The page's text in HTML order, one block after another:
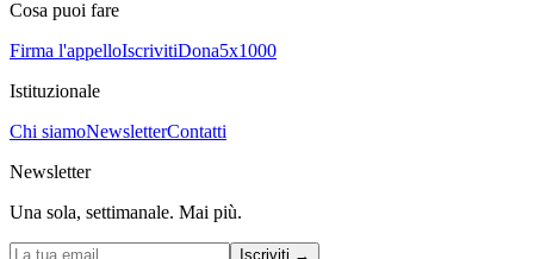
Cosa puoi fare
Firma l'appelloIscrivitiDona5x1000
Istituzionale
Chi siamoNewsletterContatti
Newsletter
Una sola, settimanale. Mai più.
Iscriviti →